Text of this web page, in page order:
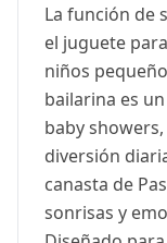
La función de
el juguete
niños
bailarina es
baby
diversión
canasta de
sonrisas y